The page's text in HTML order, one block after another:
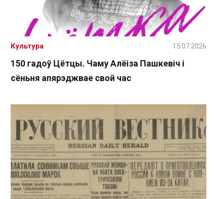
150 гадоў Цётцы. Чаму Алёіза Пашкевіч і
сёньня апярэджвае свой час
Культура 15.07.2026